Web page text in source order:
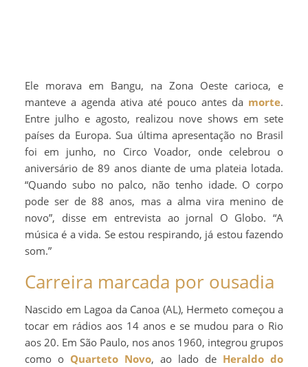
Ele morava em Bangu, na Zona Oeste carioca, e
manteve a agenda ativa até pouco antes da morte.
Entre julho e agosto, realizou nove shows em sete
países da Europa. Sua última apresentação no Brasil
foi em junho, no Circo Voador, onde celebrou o
aniversário de 89 anos diante de uma plateia lotada.
“Quando subo no palco, não tenho idade. O corpo
pode ser de 88 anos, mas a alma vira menino de
novo”, disse em entrevista ao jornal O Globo. “A
música é a vida. Se estou respirando, já estou fazendo
som.”
Carreira marcada por ousadia
Nascido em Lagoa da Canoa (AL), Hermeto começou a
tocar em rádios aos 14 anos e se mudou para o Rio
aos 20. Em São Paulo, nos anos 1960, integrou grupos
como o Quarteto Novo, ao lado de Heraldo do